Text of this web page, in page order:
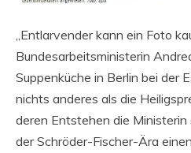
„Entlarvender kann ein Foto
Bundesarbeitsministerin
Suppenküche in Berlin bei der
nichts anderes als die
deren Entstehen die
der Schröder-Fischer-Ära